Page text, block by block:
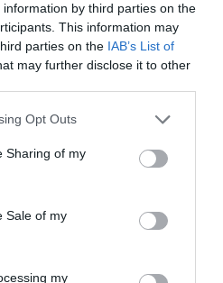
by third parties on the
This information may
parties on the IAB’s List of
may further disclose it to other
app uses one or more Google
behaviour. You may click to
and its third-party tags to
purposes in below Google
Opt Outs
Sharing of my
Sale of my
my
Ντουντουνάκη
σε δύο τελικούς την